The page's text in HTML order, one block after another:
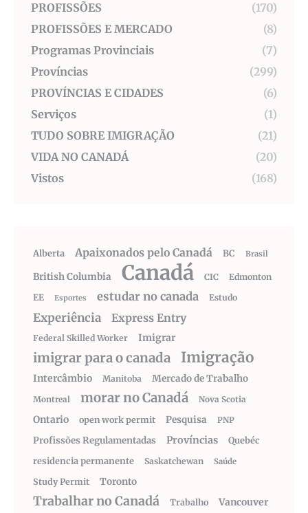
PROFISSÕES
(170)
PROFISSÕES E MERCADO
(8)
Programas Provinciais
(7)
Províncias
(299)
PROVÍNCIAS E CIDADES
(6)
Serviços
(1)
TUDO SOBRE IMIGRAÇÃO
(21)
VIDA NO CANADÁ
(20)
Vistos
(168)
Alberta Apaixonados pelo Canadá BC Brasil
British Columbia Canadá CIC
Edmonton
EE
Esportes estudar no canada Estudo
Experiência Express Entry
Federal Skilled Worker Imigrar
imigrar para o canada Imigração
Intercâmbio Manitoba Mercado de Trabalho
Montreal morar no Canadá Nova Scotia
Ontario open work permit Pesquisa PNP
Profissões Regulamentadas Províncias
Quebéc
residencia permanente
Saskatchewan Saúde
Study Permit Toronto
Trabalhar no Canadá Trabalho Vancouver